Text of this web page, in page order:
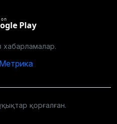
on
Play
хабарламалар.
қорғалған.